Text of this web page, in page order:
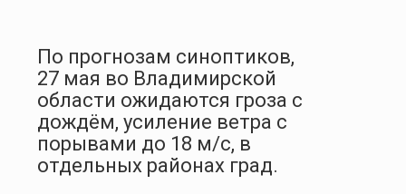
По прогнозам синоптиков,
27 мая во Владимирской
области ожидаются гроза с
дождём, усиление ветра с
порывами до 18 м/с, в
отдельных районах град.